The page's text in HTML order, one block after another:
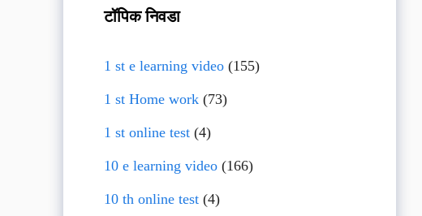
टॉपिक निवडा
1 st e learning video(155)
1 st Home work(73)
1 st online test(4)
10 e learning video(166)
10 th online test(4)